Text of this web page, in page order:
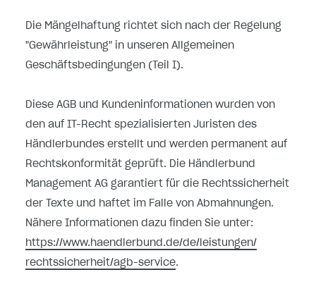
Die Mängelhaftung richtet sich nach der Regelung
"Gewährleistung" in unseren Allgemeinen
Geschäftsbedingungen (Teil I).
Diese AGB und Kundeninformationen wurden von
den auf IT-Recht spezialisierten Juristen des
Händlerbundes erstellt und werden permanent auf
Rechtskonformität geprüft. Die Händlerbund
Management AG garantiert für die Rechtssicherheit
der Texte und haftet im Falle von Abmahnungen.
Nähere Informationen dazu finden Sie unter:
https://www.haendlerbund.de/de/leistungen/
rechtssicherheit/agb-service.